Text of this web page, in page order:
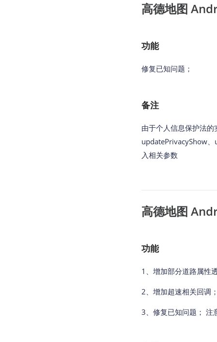
高德地图
功能
修复已知问题 ；
备注
由于个人信息保护法
updatePrivacyShow
入相关参数
高德地图
功能
1、增加部分道路属性
2、增加超速相关回调
3、 修复已知问题 ；